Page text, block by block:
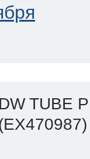
DW TUBE